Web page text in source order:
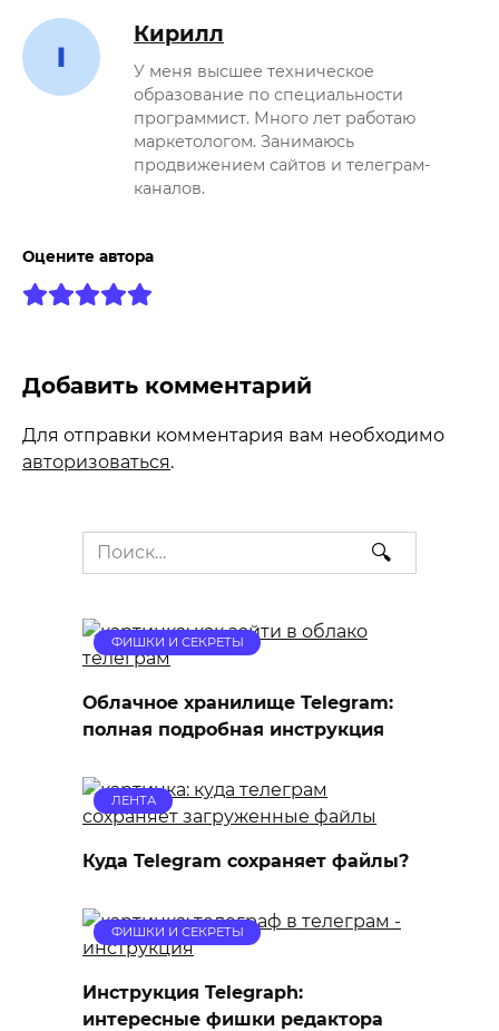
Кирилл
У меня высшее техническое
образование по специальности
программист. Много лет работаю
маркетологом. Занимаюсь
продвижением сайтов и телеграм-
каналов.
Оцените автора
Добавить комментарий
Для отправки комментария вам необходимо
авторизоваться.
Search
for:
ФИШКИ И СЕКРЕТЫ
Облачное хранилище Telegram:
полная подробная инструкция
ЛЕНТА
Куда Telegram сохраняет файлы?
ФИШКИ И СЕКРЕТЫ
Инструкция Telegraph:
интересные фишки редактора